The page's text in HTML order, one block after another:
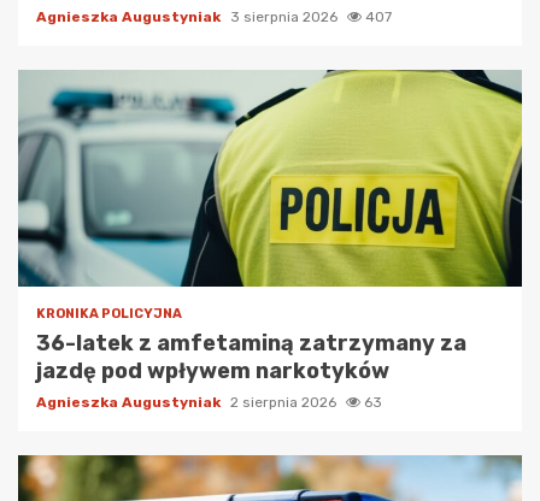
Agnieszka Augustyniak 3 sierpnia 2026 407
KRONIKA POLICYJNA
36-latek z amfetaminą zatrzymany za
jazdę pod wpływem narkotyków
Agnieszka Augustyniak 2 sierpnia 2026 63